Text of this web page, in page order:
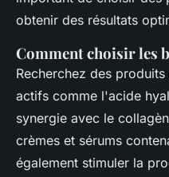
obtenir des résultats
Comment choisir les
Recherchez des
actifs comme l'acide
synergie avec le
crèmes et sérums
également stimuler la